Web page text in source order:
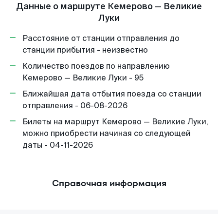
Данные о маршруте Кемерово — Великие
Луки
Расстояние от станции отправления до
станции прибытия - неизвестно
Количество поездов по направлению
Кемерово — Великие Луки - 95
Ближайшая дата отбытия поезда со станции
отправления - 06-08-2026
Билеты на маршрут Кемерово — Великие Луки,
можно приобрести начиная со следующей
даты - 04-11-2026
Справочная информация